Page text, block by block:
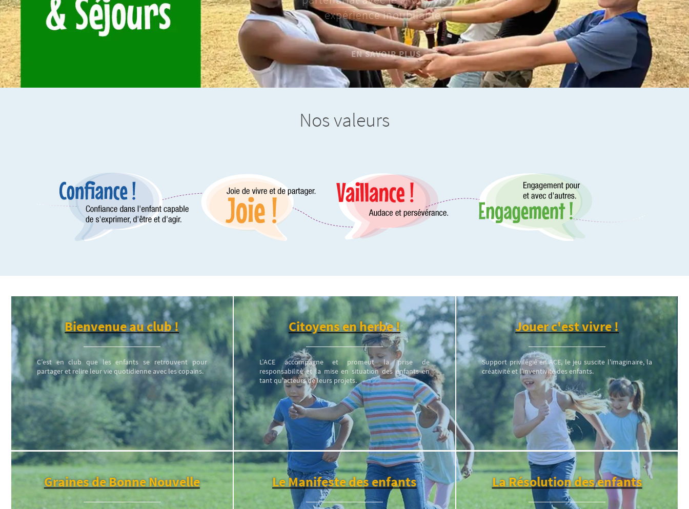
Reçois 4 numéros par an !
EN SAVOIR PLUS
Nos valeurs
Bienvenue au club !
C’est en club que les enfants se retrouvent pour
partager et relire leur vie quotidienne avec les copains.
Citoyens en herbe !
L’ACE accompagne et promeut la prise de
responsabilité et la mise en situation des enfants en
tant qu'acteurs de leurs projets.
Jouer c'est vivre !
Support privilégié en ACE, le jeu suscite l'imaginaire, la
créativité et l’inventivité des enfants.
Graines de Bonne Nouvelle Le Manifeste des enfants La Résolution des enfants